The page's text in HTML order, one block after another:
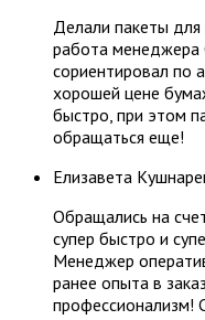
Делали пакеты для
работа менеджера
сориентировал по
хорошей цене
быстро, при этом
обращаться еще!
Елизавета
Обращались на
супер быстро и
Менеджер
ранее опыта в
профессионализм!